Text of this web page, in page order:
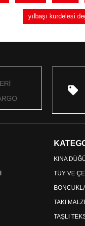
yılbaşı kurdelesi
KINA
TÜY VE
TAKI
TAŞLI